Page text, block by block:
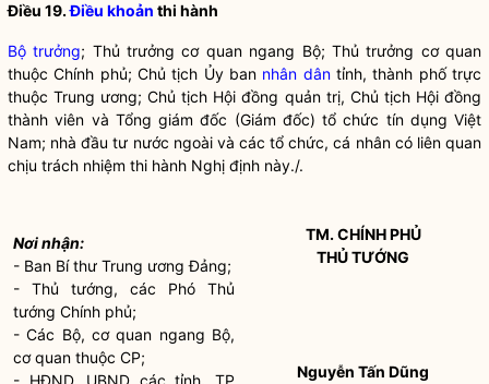
Điều 19.Điều khoản thi hành
Bộ trưởng; Thủ trưởng cơ quan ngang Bộ; Thủ trưởng cơ quan
thuộc Chính phủ; Chủ tịch Ủy ban nhân dântỉnh, thành phố trực
thuộc Trung ương; Chủ tịch Hội đồng quản trị, Chủ tịch Hội đồng
thành viên và Tổng giám đốc (Giám đốc) tổ chức tín dụng Việt
Nam; nhà đầu tư nước ngoàivà các tổ chức, cá nhân có liên quan
chịu trách nhiệm thi hành Nghị định này./.
Nơi nhận:
- Ban Bí thư Trung ương Đảng;
- Thủ tướng, các Phó Thủ
tướng Chính phủ;
- Các Bộ, cơ quan ngang Bộ,
cơ quan thuộc CP;
- HĐND, UBND các tỉnh, TP
TM. CHÍNH PHỦ
THỦ TƯỚNG
Nguyễn Tấn Dũng